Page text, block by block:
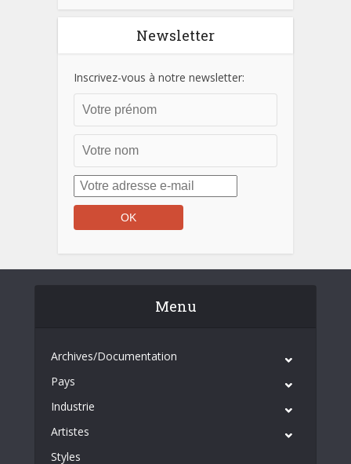
Newsletter
Inscrivez-vous à notre newsletter:
Menu
Archives/Documentation
Pays
Industrie
Artistes
Styles